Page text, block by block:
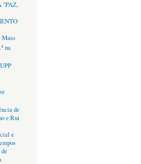
"PAZ,
Maio
na
de
e Rui
e